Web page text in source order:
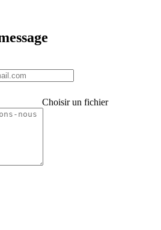
Choisir un fichier